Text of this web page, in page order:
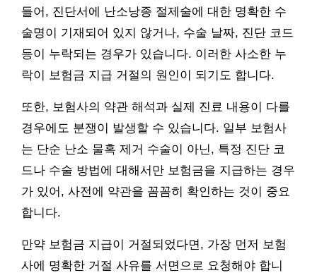
들어, 진단서에 난소낭종 절제술에 대한 명확한 수
술명이 기재되어 있지 않거나, 수술 날짜, 진단 코드
등이 누락되는 경우가 있습니다. 이러한 사소한 누
락이 보험금 지급 거절의 원인이 되기도 합니다.
또한, 보험사의 약관 해석과 실제 진료 내용이 다를
경우에도 분쟁이 발생할 수 있습니다. 일부 보험사
는 단순 난소 물혹 제거 수술이 아닌, 특정 진단 코
드나 수술 방법에 대해서만 보험금을 지급하는 경우
가 있어, 사전에 약관을 꼼꼼히 확인하는 것이 중요
합니다.
만약 보험금 지급이 거절되었다면, 가장 먼저 보험
사에 명확한 거절 사유를 서면으로 요청해야 합니